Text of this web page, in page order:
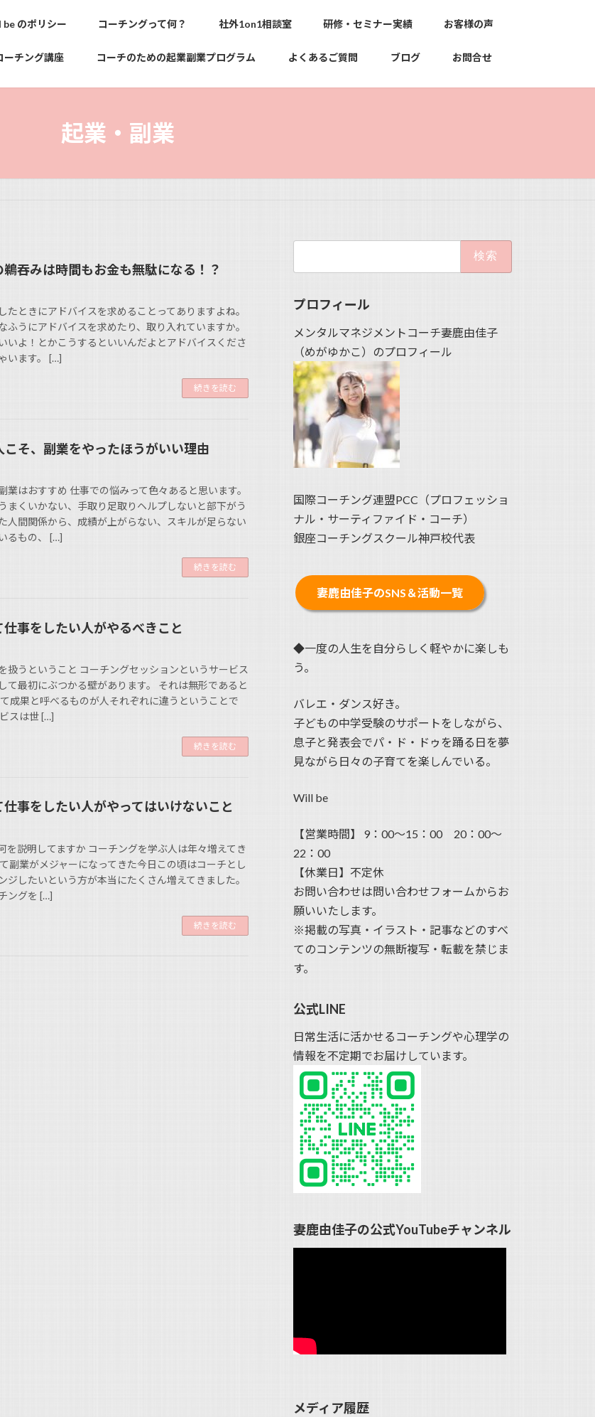
のポリシー コーチングって何？ 社外1on1相談室 研修・セミナー実績 お客様の声
ーチング講座 コーチのための起業副業プログラム よくあるご質問 ブログ お問合せ
起業・副業
鵜吞みは時間もお金も無駄になる！？
たときにアドバイスを求めることってありますよね。
ふうにアドバイスを求めたり、取り入れていますか。
いよ！とかこうするといいんだよとアドバイスくださ
います。 […]
続きを読む
こそ、副業をやったほうがいい理由
業はおすすめ 仕事での悩みって色々あると思います。
まくいかない、手取り足取りヘルプしないと部下がう
人間関係から、成績が上がらない、スキルが足らない
るもの、 […]
続きを読む
仕事をしたい人がやるべきこと
扱うということ コーチングセッションというサービス
て最初にぶつかる壁があります。 それは無形であると
成果と呼べるものが人それぞれに違うということで
スは世 […]
続きを読む
仕事をしたい人がやってはいけないこと
を説明してますか コーチングを学ぶ人は年々増えてき
副業がメジャーになってきた今日この頃はコーチとし
ジしたいという方が本当にたくさん増えてきました。
ングを […]
続きを読む
プロフィール
メンタルマネジメントコーチ妻鹿由佳子
（めがゆかこ）のプロフィール
国際コーチング連盟PCC（プロフェッショ
ナル・サーティファイド・コーチ）
銀座コーチングスクール神戸校代表
妻鹿由佳子のSNS＆活動一覧
◆一度の人生を自分らしく軽やかに楽しも
う。
バレエ・ダンス好き。
子どもの中学受験のサポートをしながら、
息子と発表会でパ・ド・ドゥを踊る日を夢
見ながら日々の子育てを楽しんでいる。
Will be
【営業時間】 9：00〜15：00 20：00～
22：00
【休業日】不定休
お問い合わせは問い合わせフォームからお
願いいたします。
※掲載の写真・イラスト・記事などのすべ
てのコンテンツの無断複写・転載を禁じま
す。
公式LINE
日常生活に活かせるコーチングや心理学の
情報を不定期でお届けしています。
妻鹿由佳子の公式YouTubeチャンネル
メディア履歴